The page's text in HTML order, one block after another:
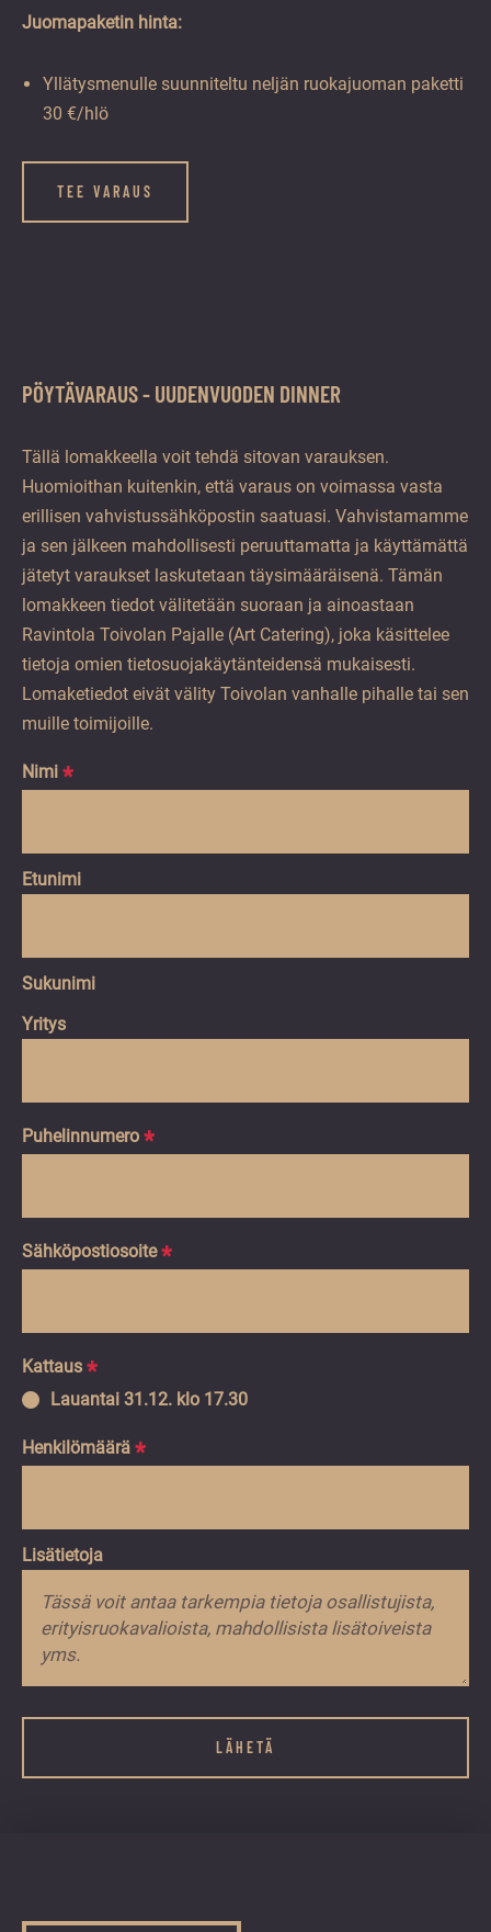
Juomapaketin hinta:
Yllätysmenulle suunniteltu neljän ruokajuoman paketti
30 €/hlö
TEE VARAUS
PÖYTÄVARAUS - UUDENVUODEN DINNER
Tällä lomakkeella voit tehdä sitovan varauksen.
Huomioithan kuitenkin, että varaus on voimassa vasta
erillisen vahvistussähköpostin saatuasi. Vahvistamamme
ja sen jälkeen mahdollisesti peruuttamatta ja käyttämättä
jätetyt varaukset laskutetaan täysimääräisenä. Tämän
lomakkeen tiedot välitetään suoraan ja ainoastaan
Ravintola Toivolan Pajalle (Art Catering), joka käsittelee
tietoja omien tietosuojakäytänteidensä mukaisesti.
Lomaketiedot eivät välity Toivolan vanhalle pihalle tai sen
muille toimijoille.
Nimi *
Etunimi
Sukunimi
Yritys
Puhelinnumero *
Sähköpostiosoite *
Kattaus *
Lauantai 31.12. klo 17.30
Henkilömäärä *
Lisätietoja